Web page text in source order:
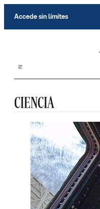
Accede sin límites
CIENCIA